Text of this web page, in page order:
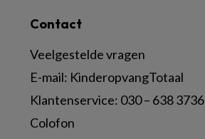
Contact
Veelgestelde vragen
E-mail: KinderopvangTotaal
Klantenservice: 030 – 638 3736
Colofon